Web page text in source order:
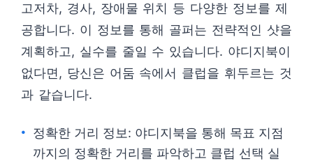
고저차, 경사, 장애물 위치 등 다양한 정보를 제
공합니다. 이 정보를 통해 골퍼는 전략적인 샷을
계획하고, 실수를 줄일 수 있습니다. 야디지북이
없다면, 당신은 어둠 속에서 클럽을 휘두르는 것
과 같습니다.
정확한 거리 정보: 야디지북을 통해 목표 지점
까지의 정확한 거리를 파악하고 클럽 선택 실